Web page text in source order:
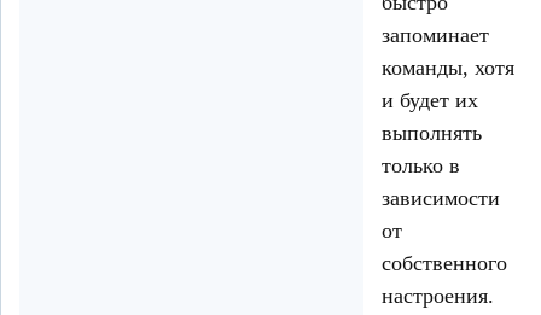
запоминает
команды, хотя
и будет их
выполнять
только в
зависимости
от
собственного
настроения.